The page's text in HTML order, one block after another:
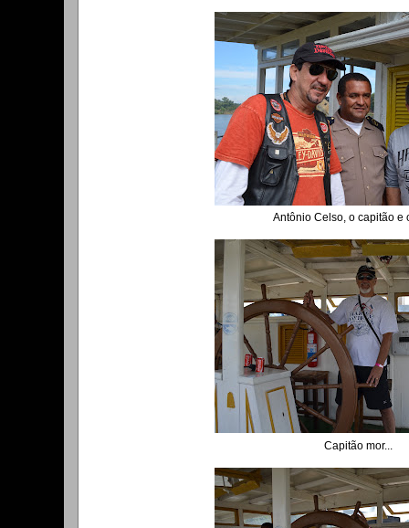
Antônio Celso, o capitão e
Capitão mor...